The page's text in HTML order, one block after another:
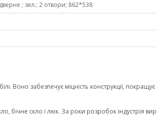
; зел.; 2 отвори; 862*538
Воно забезпечує міцність конструкції,
бічне скло і люк. За роки розробок індустрія